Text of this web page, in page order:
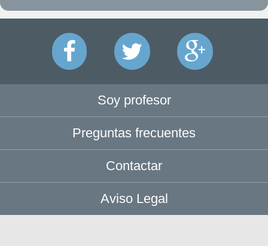
Soy profesor
Preguntas frecuentes
Contactar
Aviso Legal